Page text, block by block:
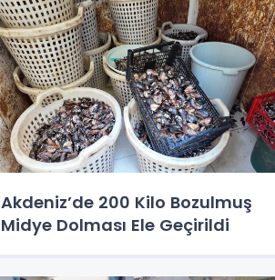
Akdeniz’de 200 Kilo Bozulmuş
Midye Dolması Ele Geçirildi